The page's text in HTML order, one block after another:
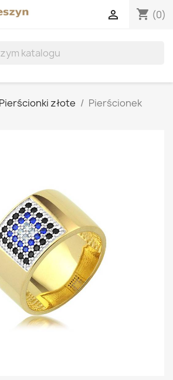
shopping_cart (0)

Pierścionki złote
Pierścionek